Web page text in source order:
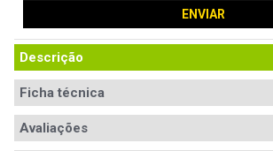
ENVIAR
Descrição
Ficha técnica
Equipamentos
suportados
Avaliações